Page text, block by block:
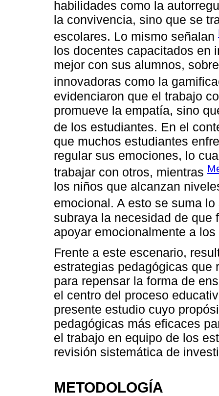
habilidades como la
la convivencia, sino que se
escolares. Lo mismo señalan
los docentes capacitados en
mejor con sus alumnos,
innovadoras como la
evidenciaron que el trabajo
promueve la empatía, sino
de los estudiantes. En el
que muchos estudiantes
regular sus emociones, lo
trabajar con otros, mientras
los niños que alcanzan
emocional. A esto se suma
subraya la necesidad de que
apoyar emocionalmente a
Frente a este escenario,
estrategias pedagógicas que
para repensar la forma de
el centro del proceso
presente estudio cuyo
pedagógicas más eficaces
el trabajo en equipo de los
revisión sistemática de
METODOLOGÍA